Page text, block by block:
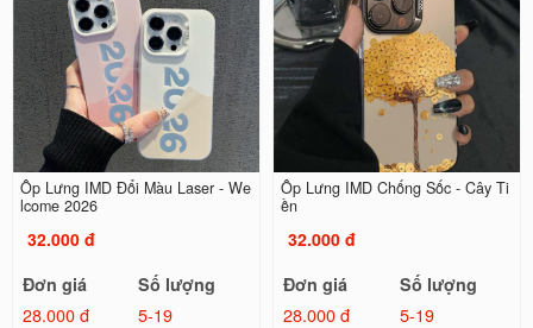
Ốp Lưng IMD Đổi Màu Laser - We
lcome 2026
32.000 đ
Đơn giá
Số lượng
28.000 đ
5-19
Ốp Lưng IMD Chống Sốc - Cây Ti
ền
32.000 đ
Đơn giá
Số lượng
28.000 đ
5-19